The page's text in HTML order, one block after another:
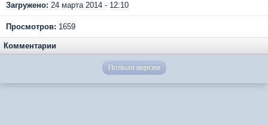
Загружено: 24 марта 2014 - 12:10
Просмотров: 1659
Комментарии
Полная версия